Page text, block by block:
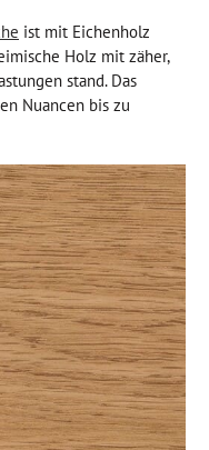
ist mit Eichenholz
Holz mit zäher,
stand. Das
Nuancen bis zu